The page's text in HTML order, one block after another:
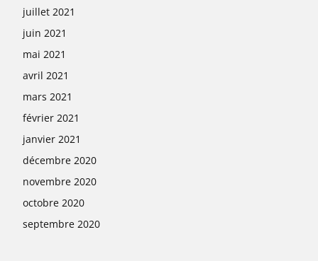
juillet 2021
juin 2021
mai 2021
avril 2021
mars 2021
février 2021
janvier 2021
décembre 2020
novembre 2020
octobre 2020
septembre 2020